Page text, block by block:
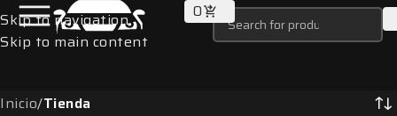
Skip to navigation
Skip to main content
0
Inicio/Tienda